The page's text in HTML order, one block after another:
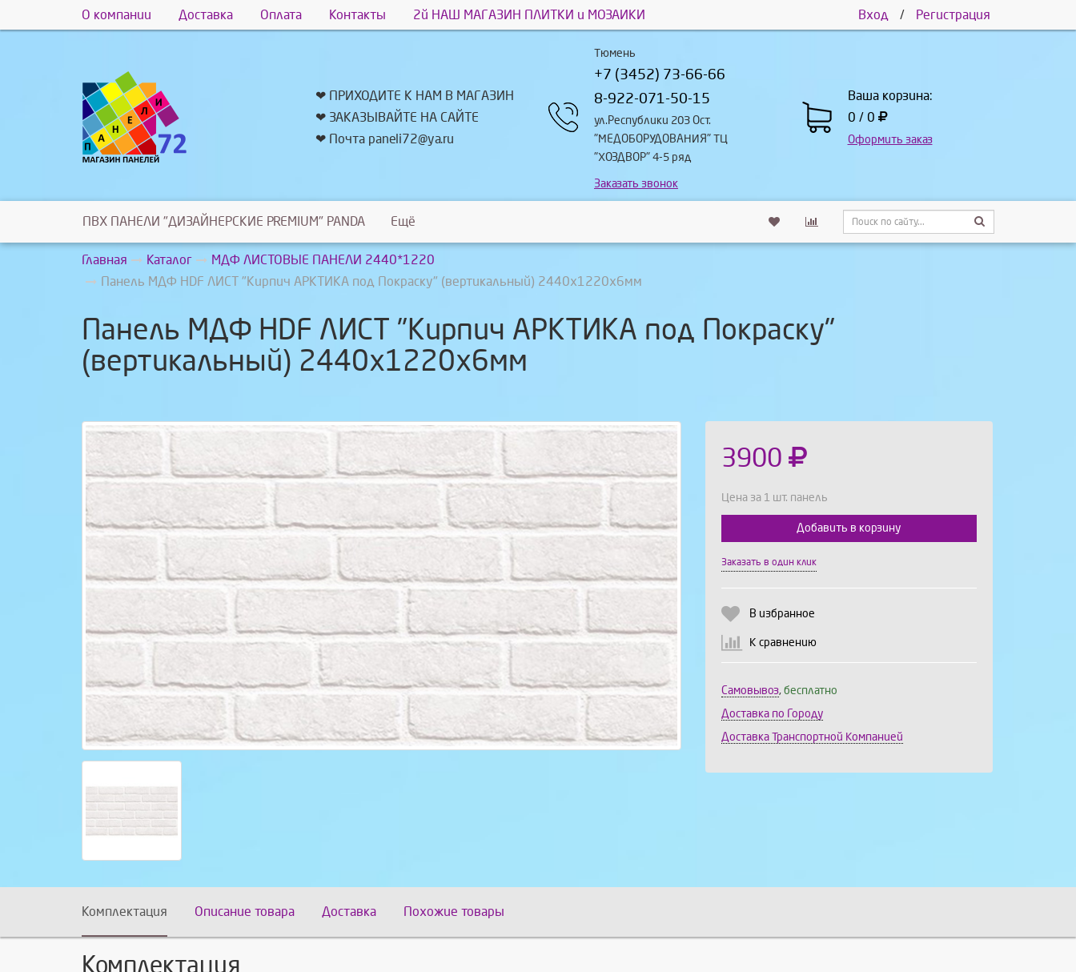
О компании Доставка Оплата Контакты 2й НАШ МАГАЗИН ПЛИТКИ и МОЗАИКИ Вход / Регистрация
❤ ПРИХОДИТЕ К НАМ В МАГАЗИН
❤ ЗАКАЗЫВАЙТЕ НА САЙТЕ
❤ Почта paneli72@ya.ru
Тюмень
+7 (3452) 73-66-66
8-922-071-50-15
ул.Республики 203 Ост.
"МЕДОБОРУДОВАНИЯ" ТЦ
"ХОЗДВОР" 4-5 ряд
Заказать звонок
Ваша корзина:
0 / 0
Оформить заказ
ПВХ ПАНЕЛИ "ДИЗАЙНЕРСКИЕ PREMIUM" PANDA Ещё
Главная Каталог
МДФ ЛИСТОВЫЕ ПАНЕЛИ 2440*1220
Панель МДФ HDF ЛИСТ "Кирпич АРКТИКА под Покраску" (вертикальный) 2440х1220х6мм
Панель МДФ HDF ЛИСТ "Кирпич АРКТИКА под Покраску"
(вертикальный) 2440х1220х6мм
3900
Цена за 1 шт. панель
Добавить в корзину
Заказать в один клик
В избранное
К сравнению
Самовывоз, бесплатно
Доставка по Городу
Доставка Транспортной Компанией
Комплектация Описание товара Доставка Похожие товары
Комплектация